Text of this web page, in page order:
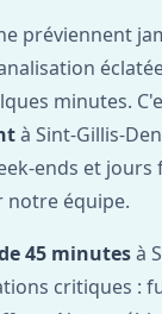
préviennent
minutes.
à Sint-Gillis-
ends et jours
équipe.
45 minutesà
critiques :